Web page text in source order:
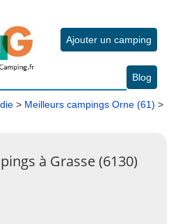
Ajouter un camping
Blog
> Meilleurs campings Orne (61) >
à Grasse (6130)